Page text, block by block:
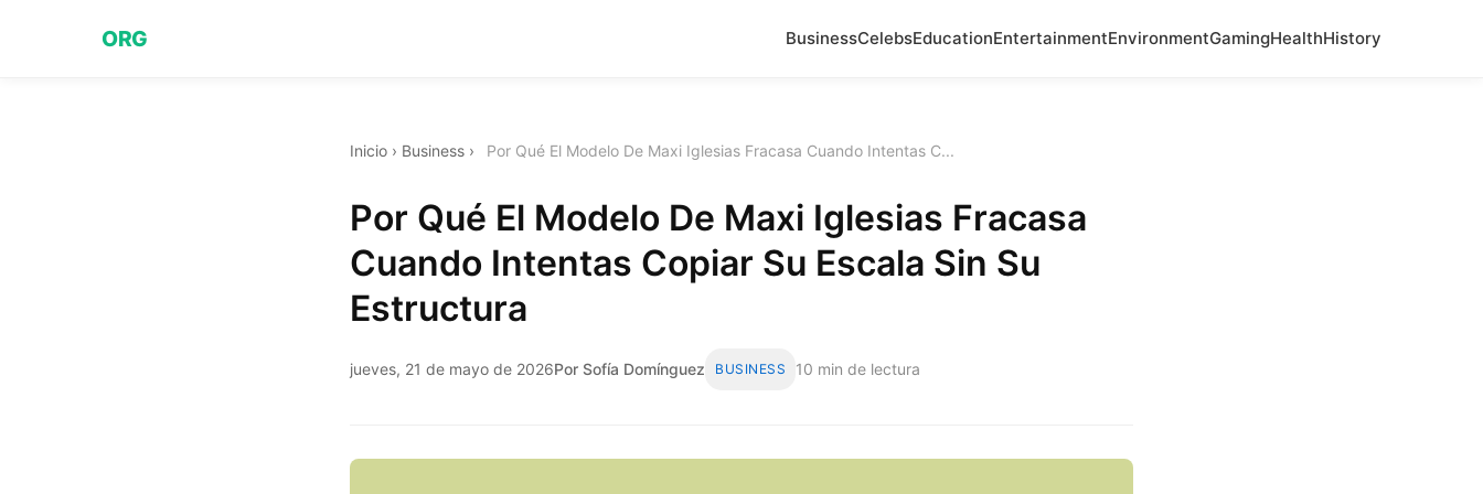
ORG BusinessCelebsEducationEntertainmentEnvironmentGamingHealthHistory
Inicio › Business › Por Qué El Modelo De Maxi Iglesias Fracasa Cuando Intentas C...
Por Qué El Modelo De Maxi Iglesias Fracasa
Cuando Intentas Copiar Su Escala Sin Su
Estructura
jueves, 21 de mayo de 2026Por Sofía Domínguez BUSINESS 10 min de lectura